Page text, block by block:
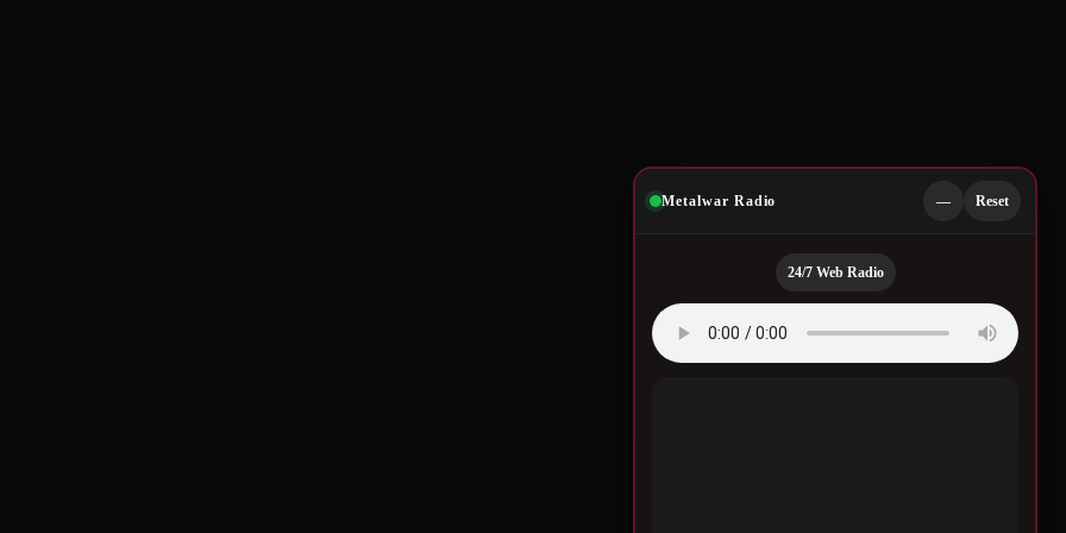
Metalwar Radio — Reset
24/7 Web Radio